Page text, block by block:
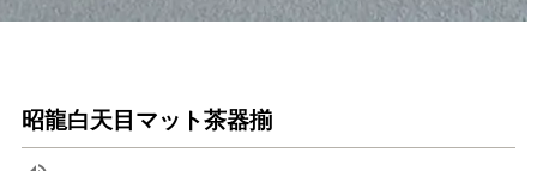
昭龍白天目マット茶器揃